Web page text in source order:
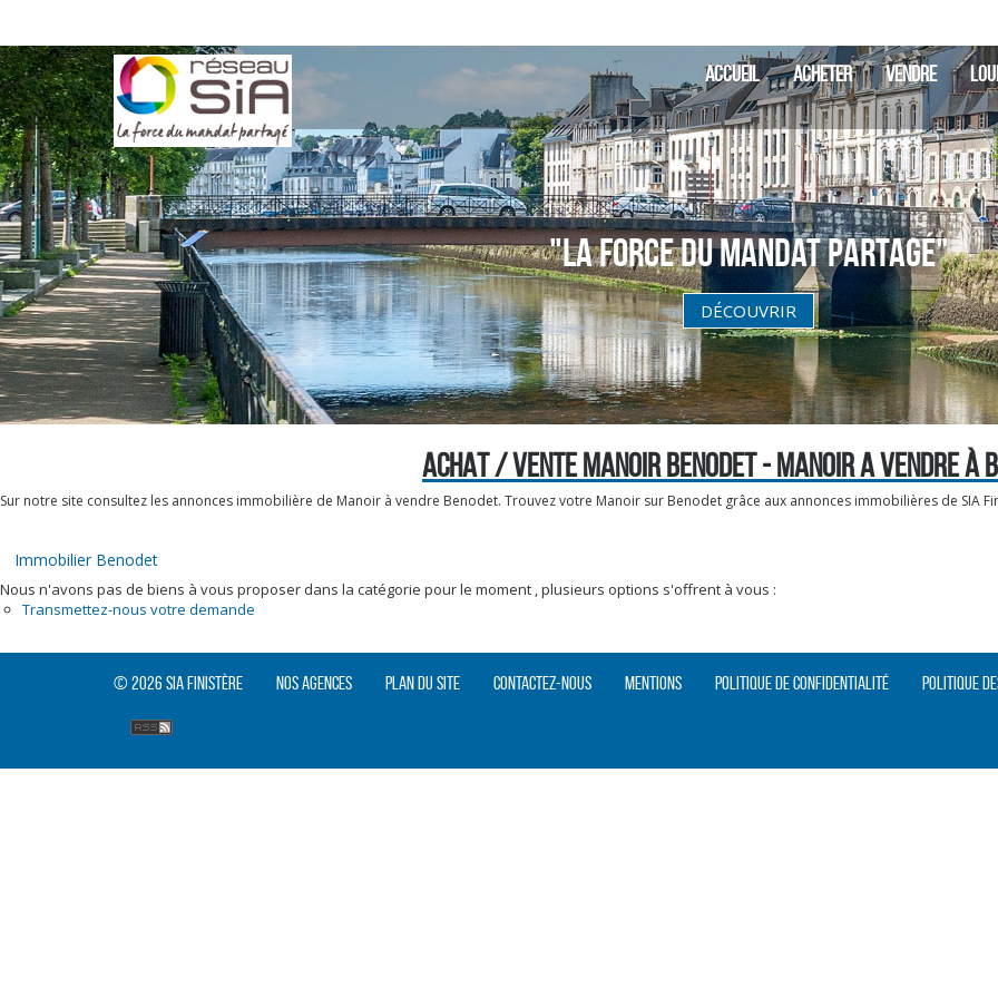
ACCUEIL ACHETER VENDRE
"La Force du Mandat partagé"
DÉCOUVRIR
ACHAT / VENTE MANOIR BENODET - MANOIR A VENDRE À
Sur notre site consultez les annonces immobilière de Manoir à vendre Benodet. Trouvez votre Manoir sur Benodet grâce aux annonces immobilières de SIA
Immobilier Benodet
Nous n'avons pas de biens à vous proposer dans la catégorie pour le moment , plusieurs options s'offrent à vous :
Transmettez-nous votre demande
© 2026 SIA Finistère Nos agences Plan du site Contactez-nous Mentions Politique de confidentialité Politique